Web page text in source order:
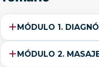
MÓDULO 1.
MÓDULO 2.